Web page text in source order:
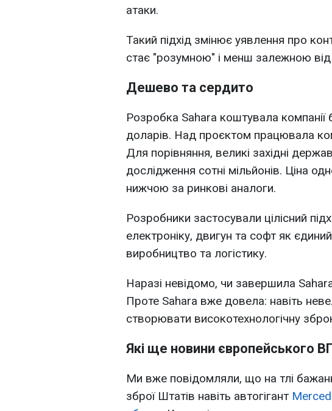
атаки.
Такий підхід змінює уявлення про
стає "розумною" і менш залежною від
Дешево та сердито
Розробка Sahara коштувала компанії
доларів. Над проєктом працювала
Для порівняння, великі західні
дослідження сотні мільйонів. Ціна
нижчою за ринкові аналоги.
Розробники застосували цілісний
електроніку, двигун та софт як
виробництво та логістику.
Наразі невідомо, чи завершила
Проте Sahara вже довела: навіть
створювати високотехнологічну
Які ще новини європейського
Ми вже повідомляли, що на тлі
зброї Штатів навіть автогігант